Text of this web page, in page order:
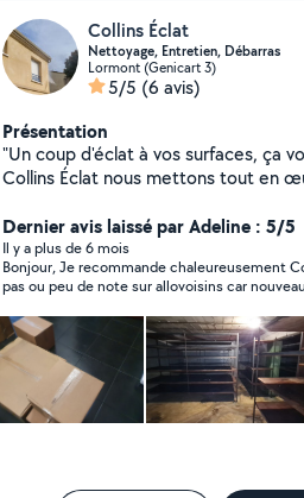
Collins Éclat
Nettoyage, Entretien, Débarras
Lormont (Genicart 3)
5/5 (6 avis)
Présentation
"Un coup d'éclat à vos surfaces, ça
Collins Éclat nous mettons tout en
: - Nettoyage des Vitres, Façades,
Gouttières - Nettoyage et Débarras
taille, élagage... - Débarras :
verts, tout y passe ! Pourquoi nous ? - Fiable et Travail
bien fait, toujours avec le sourire. -
rapidement. - Devis gratuit, sans surprise.
surfaces impeccable ? Contactez-
rapide et gratuit. Je serai ravi de
Dernier avis laissé par Adeline : 5/5
Il y a plus de 6 mois
Bonjour, Je recommande chaleureusement Collins, Il n'avait
pas ou peu de note sur allovoisins car
honnête, Il m'a aidé à nettoyer et donner des conseils pour
retaper une cuisinière d enfant et donner
problème d'humidité dans les murs, Merci Collins au plaisir de
retravailler ensemble Adeline